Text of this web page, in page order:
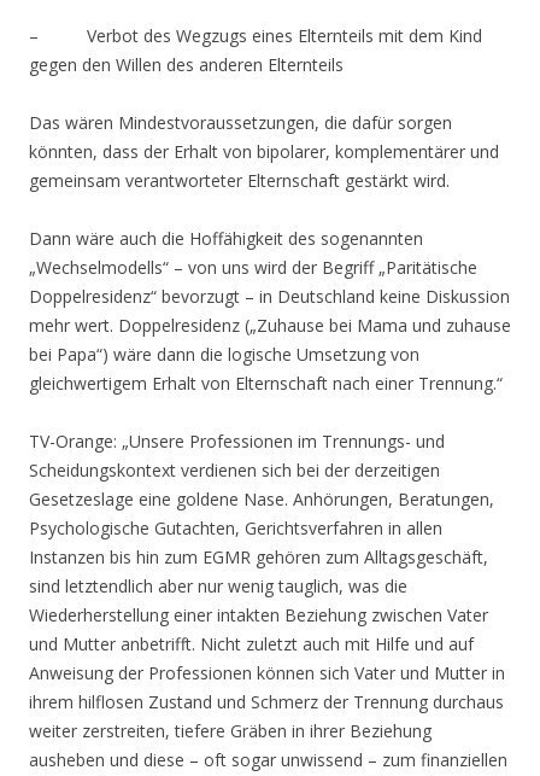
– Verbot des Wegzugs eines Elternteils mit dem Kind
gegen den Willen des anderen Elternteils
Das wären Mindestvoraussetzungen, die dafür sorgen
könnten, dass der Erhalt von bipolarer, komplementärer und
gemeinsam verantworteter Elternschaft gestärkt wird.
Dann wäre auch die Hoffähigkeit des sogenannten
„Wechselmodells“ – von uns wird der Begriff „Paritätische
Doppelresidenz“ bevorzugt – in Deutschland keine Diskussion
mehr wert. Doppelresidenz („Zuhause bei Mama und zuhause
bei Papa“) wäre dann die logische Umsetzung von
gleichwertigem Erhalt von Elternschaft nach einer Trennung.“
TV-Orange: „Unsere Professionen im Trennungs- und
Scheidungskontext verdienen sich bei der derzeitigen
Gesetzeslage eine goldene Nase. Anhörungen, Beratungen,
Psychologische Gutachten, Gerichtsverfahren in allen
Instanzen bis hin zum EGMR gehören zum Alltagsgeschäft,
sind letztendlich aber nur wenig tauglich, was die
Wiederherstellung einer intakten Beziehung zwischen Vater
und Mutter anbetrifft. Nicht zuletzt auch mit Hilfe und auf
Anweisung der Professionen können sich Vater und Mutter in
ihrem hilflosen Zustand und Schmerz der Trennung durchaus
weiter zerstreiten, tiefere Gräben in ihrer Beziehung
ausheben und diese – oft sogar unwissend – zum finanziellen